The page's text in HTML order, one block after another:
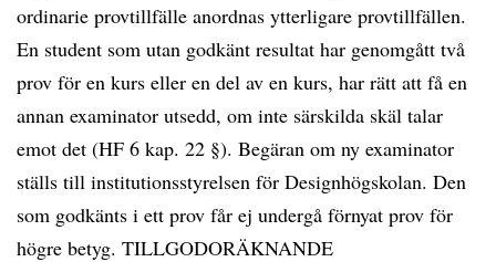
ordinarie provtillfälle anordnas ytterligare provtillfällen.
En student som utan godkänt resultat har genomgått två
prov för en kurs eller en del av en kurs, har rätt att få en
annan examinator utsedd, om inte särskilda skäl talar
emot det (HF 6 kap. 22 §). Begäran om ny examinator
ställs till institutionsstyrelsen för Designhögskolan. Den
som godkänts i ett prov får ej undergå förnyat prov för
högre betyg. TILLGODORÄKNANDE